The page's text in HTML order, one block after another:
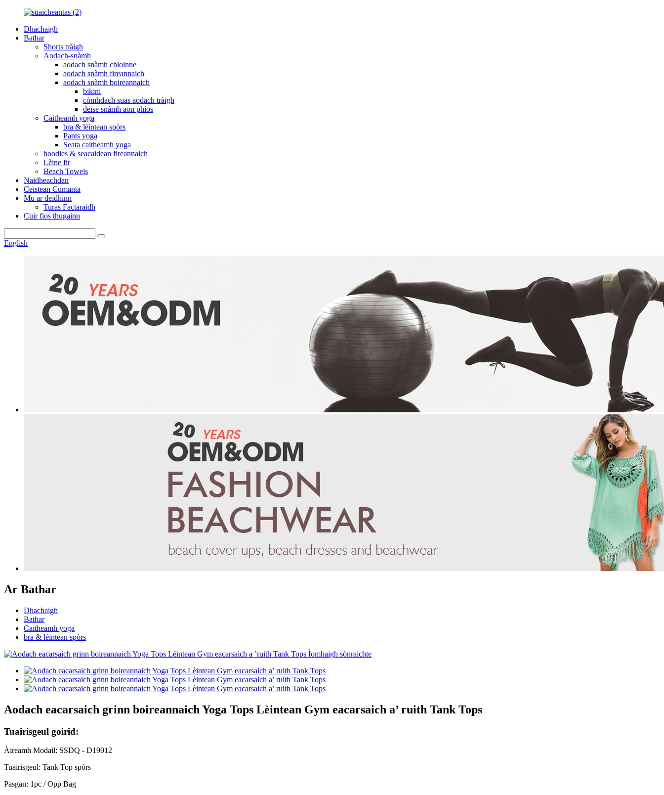
Dhachaigh
Bathar
Shorts tràigh
Aodach-snàmh
aodach snàmh chloinne
aodach snàmh fireannaich
aodach snàmh boireannaich
bikini
còmhdach suas aodach tràigh
deise snàmh aon phìos
Caitheamh yoga
bra & lèintean spòrs
Pants yoga
Seata caitheamh yoga
hoodies & seacaidean fireannaich
Lèine fir
Beach Towels
Naidheachdan
Ceistean Cumanta
Mu ar deidhinn
Turas Factaraidh
Cuir fios thugainn
English
Ar Bathar
Dhachaigh
Bathar
Caitheamh yoga
bra & lèintean spòrs
Aodach eacarsaich grinn boireannaich Yoga Tops Lèintean Gym eacarsaich a’ ruith Tank Tops
Tuairisgeul goirid:
Àireamh Modail: SSDQ - D19012
Tuairisgeul: Tank Top spòrs
Pasgan: 1pc / Opp Bag